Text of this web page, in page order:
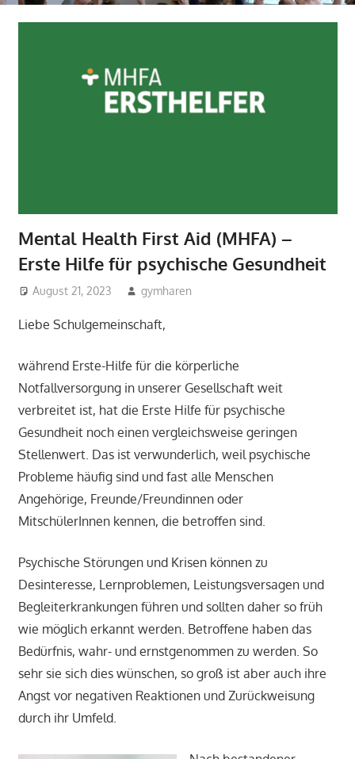
Mental Health First Aid (MHFA) –
Erste Hilfe für psychische Gesundheit
August 21, 2023 gymharen
Liebe Schulgemeinschaft,
während Erste-Hilfe für die körperliche
Notfallversorgung in unserer Gesellschaft weit
verbreitet ist, hat die Erste Hilfe für psychische
Gesundheit noch einen vergleichsweise geringen
Stellenwert. Das ist verwunderlich, weil psychische
Probleme häufig sind und fast alle Menschen
Angehörige, Freunde/Freundinnen oder
MitschülerInnen kennen, die betroffen sind.
Psychische Störungen und Krisen können zu
Desinteresse, Lernproblemen, Leistungsversagen und
Begleiterkrankungen führen und sollten daher so früh
wie möglich erkannt werden. Betroffene haben das
Bedürfnis, wahr- und ernstgenommen zu werden. So
sehr sie sich dies wünschen, so groß ist aber auch ihre
Angst vor negativen Reaktionen und Zurückweisung
durch ihr Umfeld.